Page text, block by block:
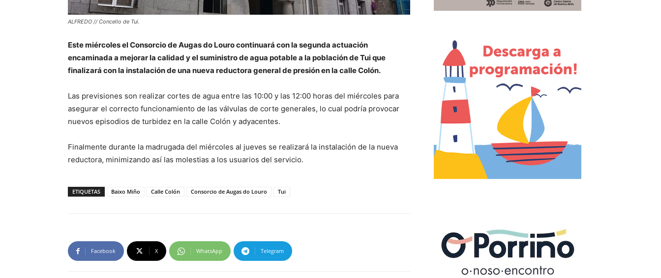
ALFREDO // Concello de Tui.
Este miércoles el Consorcio de Augas do Louro continuará con la segunda actuación
encaminada a mejorar la calidad y el suministro de agua potable a la población de Tui que
finalizará con la instalación de una nueva reductora general de presión en la calle Colón.
Las previsiones son realizar cortes de agua entre las 10:00 y las 12:00 horas del miércoles para
asegurar el correcto funcionamiento de las válvulas de corte generales, lo cual podría provocar
nuevos episodios de turbidez en la calle Colón y adyacentes.
Finalmente durante la madrugada del miércoles al jueves se realizará la instalación de la nueva
reductora, minimizando así las molestias a los usuarios del servicio.
ETIQUETAS Baixo Miño Calle Colón Consorcio de Augas do Louro Tui
Facebook X WhatsApp Telegram